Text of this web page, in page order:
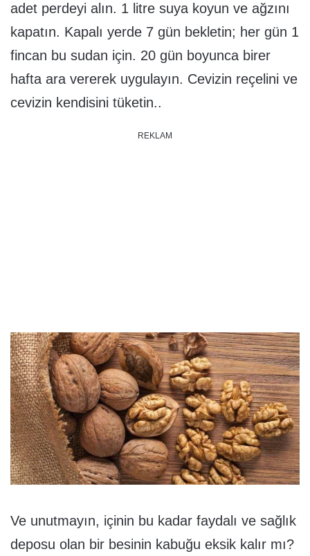
adet perdeyi alın. 1 litre suya koyun ve ağzını
kapatın. Kapalı yerde 7 gün bekletin; her gün 1
fincan bu sudan için. 20 gün boyunca birer
hafta ara vererek uygulayın. Cevizin reçelini ve
cevizin kendisini tüketin..
REKLAM
Ve unutmayın, içinin bu kadar faydalı ve sağlık
deposu olan bir besinin kabuğu eksik kalır mı?